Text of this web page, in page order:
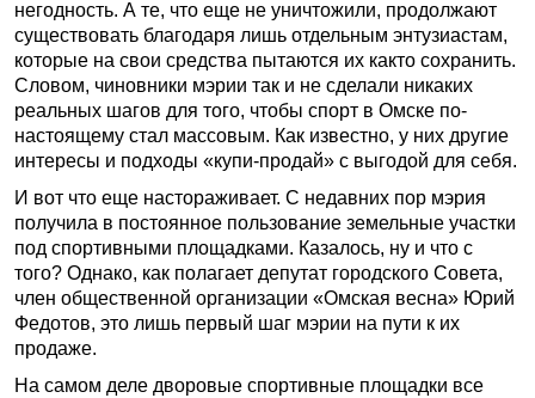
негодность. А те, что еще не уничтожили, продолжают
существовать благодаря лишь отдельным энтузиастам,
которые на свои средства пытаются их как­то сохранить.
Словом, чиновники мэрии так и не сделали никаких
реальных шагов для того, чтобы спорт в Омске по-
настоящему стал массовым. Как известно, у них другие
интересы и подходы «купи-продай» с выгодой для себя.
И вот что еще настораживает. С недавних пор мэрия
получила в постоянное пользование земельные участки
под спортивными площадками. Казалось, ну и что с
того? Однако, как полагает депутат городского Совета,
член общественной организации «Омская весна» Юрий
Федотов, это лишь первый шаг мэрии на пути к их
продаже.
На самом деле дворовые спортивные площадки все